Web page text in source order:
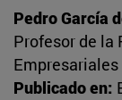
Pedro García
Profesor de la
Empresariales
Publicado en: